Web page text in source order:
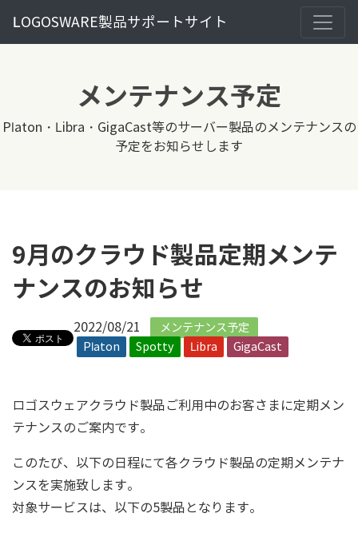
LOGOSWARE製品サポートサイト
メンテナンス予定
Platon・Libra・GigaCast等のサーバー製品のメンテナンスの
予定をお知らせします
9月のクラウド製品定期メンテ
ナンスのお知らせ
2022/08/21
メンテナンス予定
Platon
Spotty Libra GigaCast
ロゴスウェアクラウド製品ご利用中のお客さまに定期メン
テナンスのご案内です。
このたび、以下の日程にて各クラウド製品の定期メンテナ
ンスを実施致します。
対象サービスは、以下の5製品となります。